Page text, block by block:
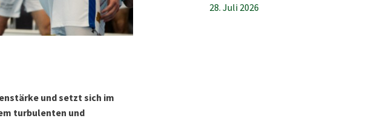
und setzt sich im
turbulenten und
28. Juli 2026